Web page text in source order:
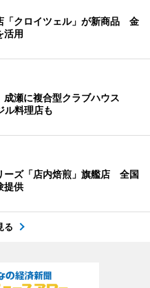
「クロイツェル」が新商品 金
活用
成瀬に複合型クラブハウス
ル料理店も
ーズ「店内焙煎」旗艦店 全国
提供
る